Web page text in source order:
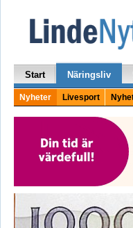
Start Näringsliv
Nyheter Livesport